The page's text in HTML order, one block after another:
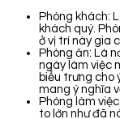
Phòng khách:
khách quý.
ở vị trí này gia
Phòng ăn: Là
ngày làm việc
biểu trưng cho
mang ý nghĩa
Phòng làm
to lớn như đã